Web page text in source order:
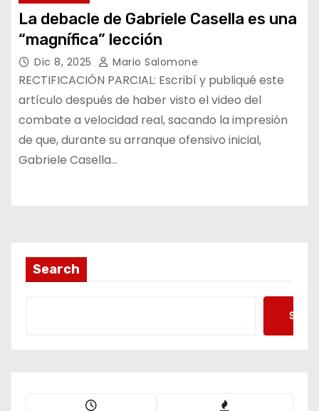
La debacle de Gabriele Casella es una
“magnífica” lección
Dic 8, 2025 Mario Salomone
RECTIFICACIÓN PARCIAL: Escribí y publiqué este
artículo después de haber visto el video del
combate a velocidad real, sacando la impresión
de que, durante su arranque ofensivo inicial,
Gabriele Casella…
Search